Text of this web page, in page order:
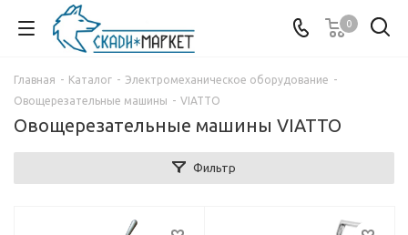
0
Главная - Каталог - Электромеханическое оборудование -
Овощерезательные машины - VIATTO
Овощерезательные машины VIATTO
Фильтр